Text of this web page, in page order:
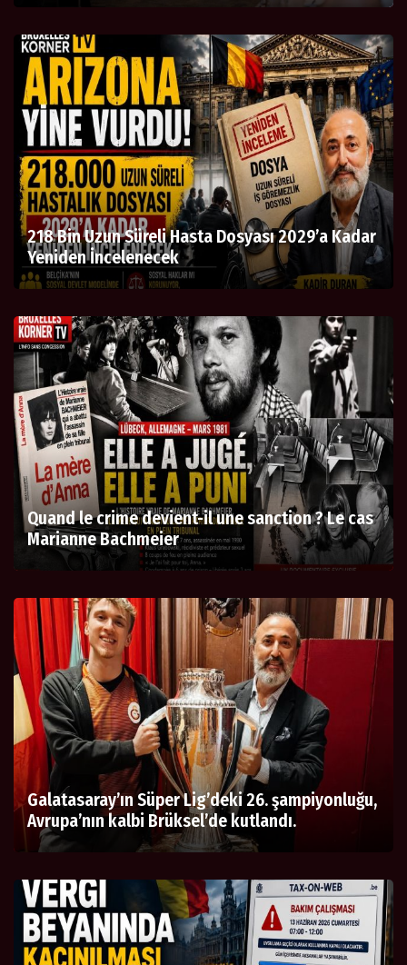
218 Bin Uzun Süreli Hasta Dosyası 2029’a Kadar
Yeniden İncelenecek
Quand le crime devient-il une sanction ? Le cas
Marianne Bachmeier
Galatasaray’ın Süper Lig’deki 26. şampiyonluğu,
Avrupa’nın kalbi Brüksel’de kutlandı.